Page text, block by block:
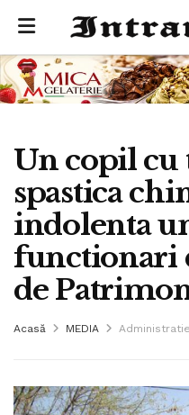
Un copil cu
spastica
indolenta
functionari
de
Acasă MEDIA Administratie